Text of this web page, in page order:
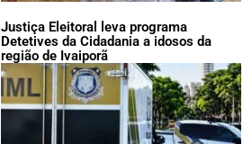
Justiça Eleitoral leva programa
Detetives da Cidadania a idosos da
região de Ivaiporã